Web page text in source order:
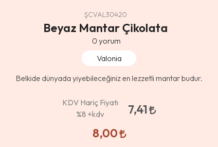
ŞCVAL30420
Beyaz Mantar Çikolata
0 yorum
Valonia
Belkide dünyada yiyebileceğiniz en lezzetli mantar budur.
KDV Hariç Fiyatı
%8 +kdv
7,41
8,00